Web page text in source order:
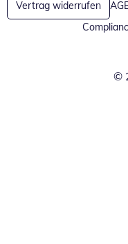
Vertrag widerrufen
©